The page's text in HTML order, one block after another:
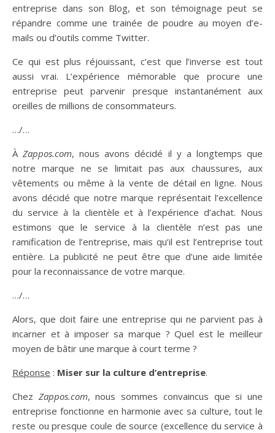
entreprise dans son Blog, et son témoignage peut se
répandre comme une trainée de poudre au moyen d’e-
mails ou d’outils comme Twitter.
Ce qui est plus réjouissant, c’est que l’inverse est tout
aussi vrai. L’expérience mémorable que procure une
entreprise peut parvenir presque instantanément aux
oreilles de millions de consommateurs.
…/…
ÀZappos.com, nous avons décidé il y a longtemps que
notre marque ne se limitait pas aux chaussures, aux
vêtements ou même à la vente de détail en ligne. Nous
avons décidé que notre marque représentait l’excellence
du service à la clientèle et à l’expérience d’achat. Nous
estimons que le service à la clientèle n’est pas une
ramification de l’entreprise, mais qu’il est l’entreprise tout
entière. La publicité ne peut être que d’une aide limitée
pour la reconnaissance de votre marque.
…/…
Alors, que doit faire une entreprise qui ne parvient pas à
incarner et à imposer sa marque ? Quel est le meilleur
moyen de bâtir une marque à court terme ?
Réponse : Miser sur la culture d’entreprise.
Chez Zappos.com, nous sommes convaincus que si une
entreprise fonctionne en harmonie avec sa culture, tout le
reste ou presque coule de source (excellence du service à